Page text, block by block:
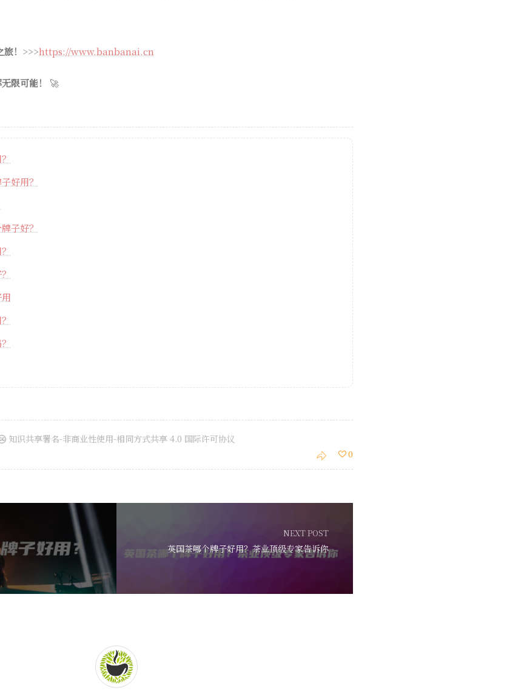
！ >>>https://www.banbanai.cn
限可能！ 🚀
好用？
子好？
知识共享署名-非商业性使用-相同方式共享 4.0 国际许可协议
0
NEXT POST
英国茶哪个牌子好用？茶业顶级专家告诉你